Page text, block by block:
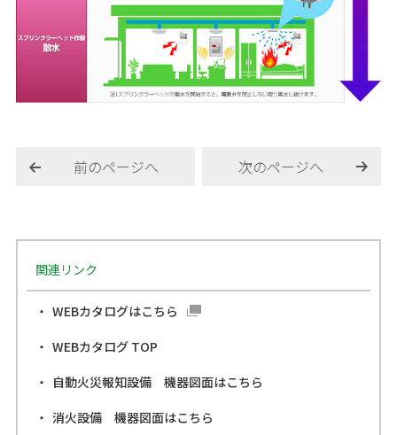
前のページへ 次のページへ
関連リンク
WEBカタログはこちら
WEBカタログ TOP
自動火災報知設備 機器図面はこちら
消火設備 機器図面はこちら